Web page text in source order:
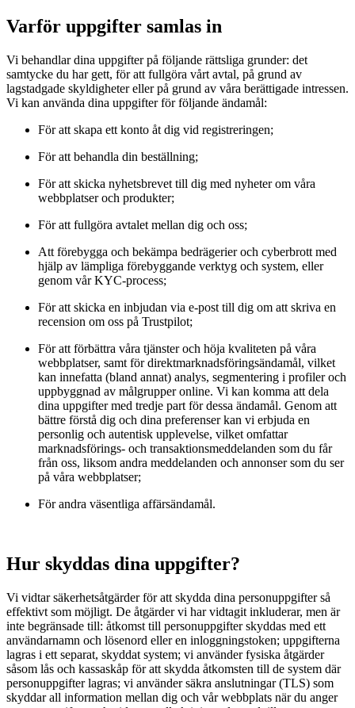
Varför uppgifter samlas in
Vi behandlar dina uppgifter på följande rättsliga grunder: det
samtycke du har gett, för att fullgöra vårt avtal, på grund av
lagstadgade skyldigheter eller på grund av våra berättigade intressen.
Vi kan använda dina uppgifter för följande ändamål:
För att skapa ett konto åt dig vid registreringen;
För att behandla din beställning;
För att skicka nyhetsbrevet till dig med nyheter om våra
webbplatser och produkter;
För att fullgöra avtalet mellan dig och oss;
Att förebygga och bekämpa bedrägerier och cyberbrott med
hjälp av lämpliga förebyggande verktyg och system, eller
genom vår KYC-process;
För att skicka en inbjudan via e-post till dig om att skriva en
recension om oss på Trustpilot;
För att förbättra våra tjänster och höja kvaliteten på våra
webbplatser, samt för direktmarknadsföringsändamål, vilket
kan innefatta (bland annat) analys, segmentering i profiler och
uppbyggnad av målgrupper online. Vi kan komma att dela
dina uppgifter med tredje part för dessa ändamål. Genom att
bättre förstå dig och dina preferenser kan vi erbjuda en
personlig och autentisk upplevelse, vilket omfattar
marknadsförings- och transaktionsmeddelanden som du får
från oss, liksom andra meddelanden och annonser som du ser
på våra webbplatser;
För andra väsentliga affärsändamål.
Hur skyddas dina uppgifter?
Vi vidtar säkerhetsåtgärder för att skydda dina personuppgifter så
effektivt som möjligt. De åtgärder vi har vidtagit inkluderar, men är
inte begränsade till: åtkomst till personuppgifter skyddas med ett
användarnamn och lösenord eller en inloggningstoken; uppgifterna
lagras i ett separat, skyddat system; vi använder fysiska åtgärder
såsom lås och kassaskåp för att skydda åtkomsten till de system där
personuppgifter lagras; vi använder säkra anslutningar (TLS) som
skyddar all information mellan dig och vår webbplats när du anger